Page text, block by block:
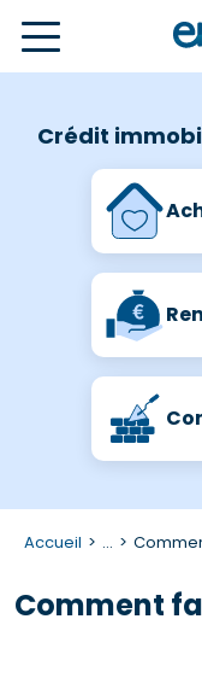
Crédit
Accueil ...
Comment